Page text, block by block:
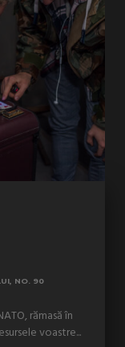
NO. 90
rămasă în
voastre...